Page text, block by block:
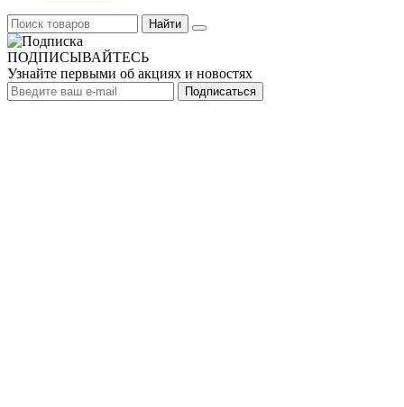
Найти
ПОДПИСЫВАЙТЕСЬ
Узнайте первыми об акциях и новостях
Подписаться